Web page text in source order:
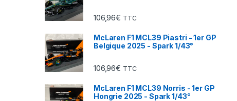
106,96€ TTC
McLaren F1 MCL39 Piastri - 1er GP
Belgique 2025 - Spark 1/43°
106,96€ TTC
McLaren F1 MCL39 Norris - 1er GP
Hongrie 2025 - Spark 1/43°